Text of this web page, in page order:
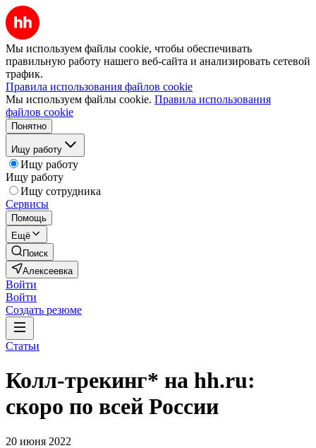
Мы используем файлы cookie, чтобы обеспечивать
правильную работу нашего веб-сайта и анализировать сетевой
трафик.
Правила использования файлов cookie
Мы используем файлы cookie. Правила использования
файлов cookie
Понятно
Ищу работу
Ищу работу
Ищу работу
Ищу сотрудника
Сервисы
Помощь
Ещё
Поиск
Алексеевка
Войти
Войти
Создать резюме
Статьи
Колл-трекинг* на hh.ru:
скоро по всей России
20 июня 2022